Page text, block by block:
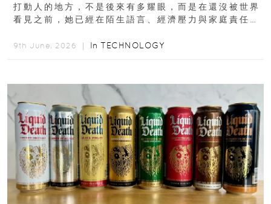
打動人的地方，不是後來有多耀眼，而是在還沒被世界
看見之前，她已經在陌生語言、經濟壓力與家庭責任之
西...
9th June, 2026 ｜ In TECHNOLOGY